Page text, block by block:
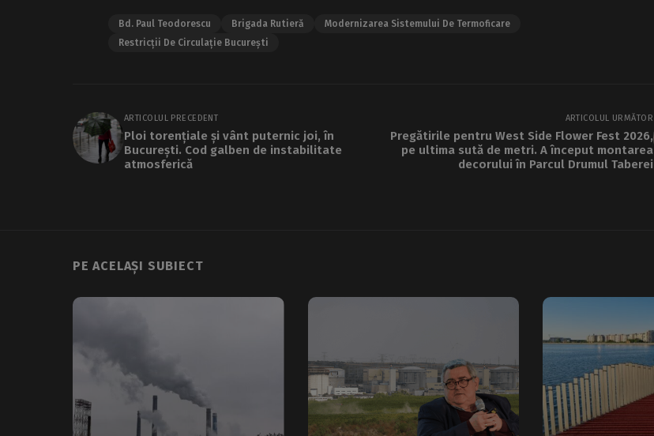
Bd. Paul Teodorescu Brigada Rutieră
Modernizarea Sistemului De Termoficare
Restricții De Circulație București
ARTICOLUL PRECEDENT
Ploi torențiale și vânt puternic joi, în
București. Cod galben de instabilitate
atmosferică
ARTICOLUL URMĂTOR
Pregătirile pentru West Side Flower Fest 2026,
pe ultima sută de metri. A început montarea
decorului în Parcul Drumul Taberei
PE ACELAȘI SUBIECT